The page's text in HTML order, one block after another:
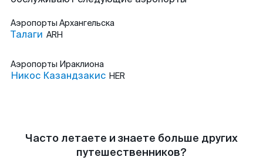
Аэропорты Архангельска
Талаги ARH
Аэропорты Ираклиона
Никос Казандзакис HER
Часто летаете и знаете больше других
путешественников?